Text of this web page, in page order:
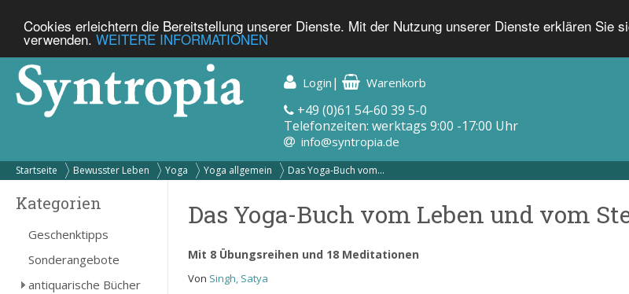
Cookies erleichtern die Bereitstellung unserer Dienste. Mit der Nutzung unserer Dienste erklären Sie
verwenden. WEITERE INFORMATIONEN
Login | Warenkorb
+49 (0)61 54-60 39 5-0
Telefonzeiten: werktags 9:00 -17:00 Uhr
info@syntropia.de
Startseite Bewusster Leben Yoga Yoga allgemein Das Yoga-Buch vom...
Kategorien
Geschenktipps
Sonderangebote
antiquarische Bücher
Das Yoga-Buch vom Leben und vom
Mit 8 Übungsreihen und 18 Meditationen
Von Singh, Satya